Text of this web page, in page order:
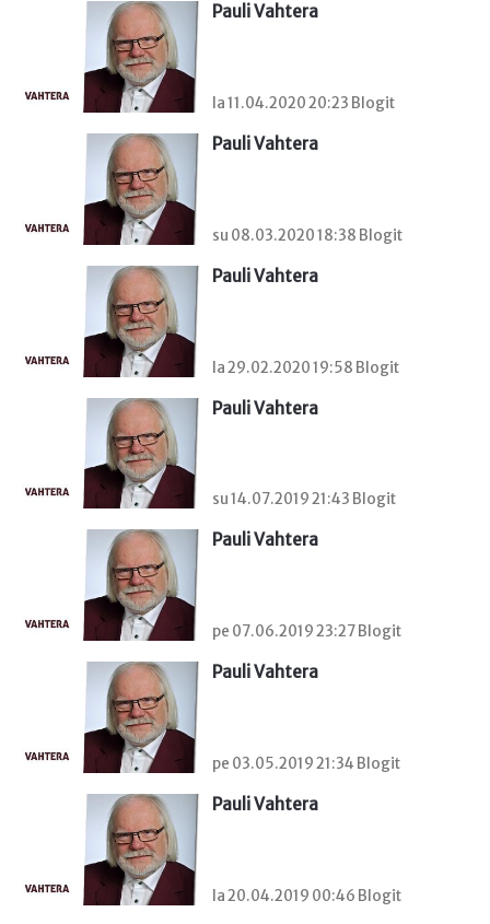
Pauli Vahtera
la 11.04.2020 20:23 Blogit
Pauli Vahtera
su 08.03.2020 18:38 Blogit
Pauli Vahtera
la 29.02.2020 19:58 Blogit
Pauli Vahtera
su 14.07.2019 21:43 Blogit
Pauli Vahtera
pe 07.06.2019 23:27 Blogit
Pauli Vahtera
pe 03.05.2019 21:34 Blogit
Pauli Vahtera
la 20.04.2019 00:46 Blogit